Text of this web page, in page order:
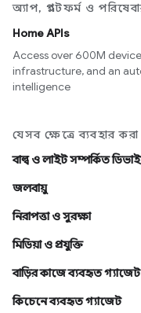
অ্যাপ, প্ল্যাটফর্ম ও
Home APIs
Access over 600M
infrastructure, and an
intelligence
যেসব ক্ষেত্রে ব্যবহার করা
বাল্ব ও লাইট সম্পর্কিত
জলবায়ু
নিরাপত্তা ও সুরক্ষা
মিডিয়া ও প্রযুক্তি
বাড়ির কাজে ব্যবহৃত গ্যাজেট
কিচেনে ব্যবহৃত গ্যাজেট